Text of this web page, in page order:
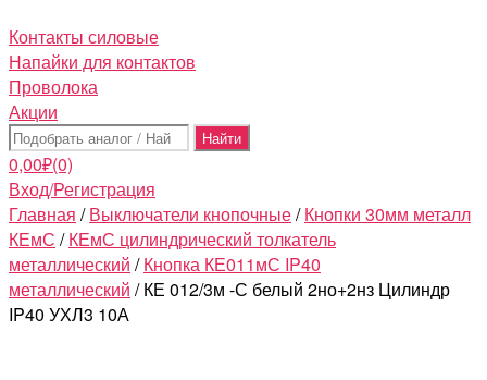
Контакты силовые
Напайки для контактов
Проволока
Акции
Поиск:
0,00₽(0)
Вход/Регистрация
Главная /Выключатели кнопочные/Кнопки 30мм металл
КЕмС /КЕмС цилиндрический толкатель
металлический /Кнопка КЕ011мС IP40
металлический / КЕ 012/3м -С белый 2но+2нз Цилиндр
IP40 УХЛ3 10А